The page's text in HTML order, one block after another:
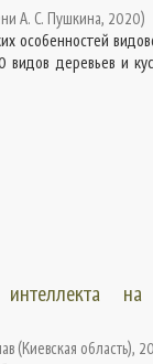
А. С. Пушкина, 2020)
особенностей
видов деревьев и
(Киевская область),